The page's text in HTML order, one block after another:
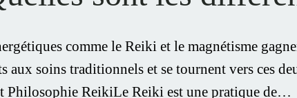
comme le Reiki et le magnétisme
aux soins traditionnels et se tournent vers ces
Philosophie ReikiLe Reiki est une pratique de…